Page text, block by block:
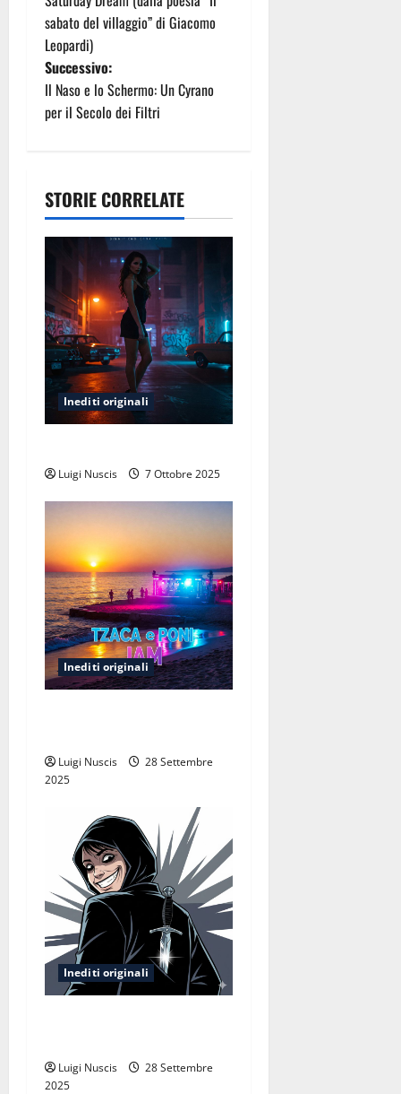
a
v
i
g
z
i
o
n
e
a
r
t
i
c
o
l
o
sabato del villaggio” di Giacomo
Leopardi)
Successivo:
Il Naso e lo Schermo: Un Cyrano
per il Secolo dei Filtri
STORIE CORRELATE
Inediti originali
Luigi Nuscis 7 Ottobre 2025
Inediti originali
Luigi Nuscis
28 Settembre
2025
Inediti originali
Luigi Nuscis
28 Settembre
2025